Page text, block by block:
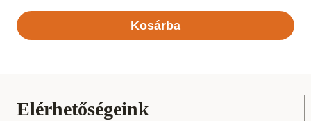
Kosárba
Elérhetőségeink